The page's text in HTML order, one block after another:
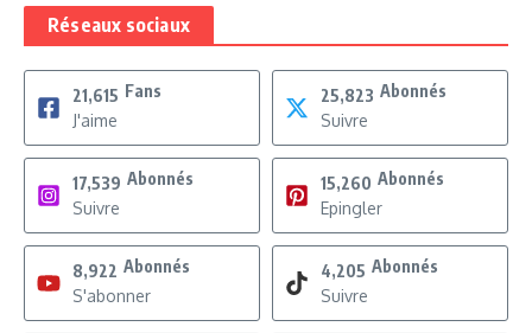
Réseaux sociaux
21,615 Fans
J'aime
25,823 Abonnés
Suivre
17,539 Abonnés
Suivre
15,260 Abonnés
Epingler
8,922 Abonnés
S'abonner
4,205 Abonnés
Suivre